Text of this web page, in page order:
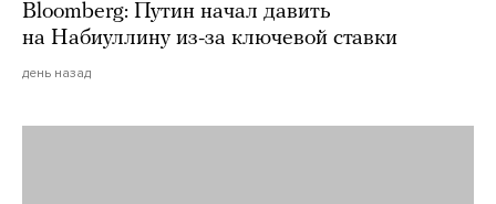
Bloomberg: Путин начал давить
на Набиуллину из-за ключевой ставки
день назад